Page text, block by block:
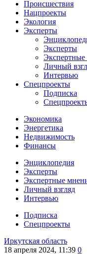
Происшествия
Нацпроекты
Экология
Эксперты
Эксперты
Личный
Интервью
Спецпроекты
Подписка
Экономика
Энергетика
Недвижимость
Финансы
Энциклопедия
Эксперты
Экспертные
Личный взгляд
Интервью
Подписка
Спецпроекты
Иркутская область
18 апреля 2024, 11:39 0